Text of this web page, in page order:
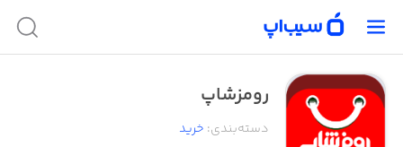
رومزشاپ
دسته‌بندی: خرید